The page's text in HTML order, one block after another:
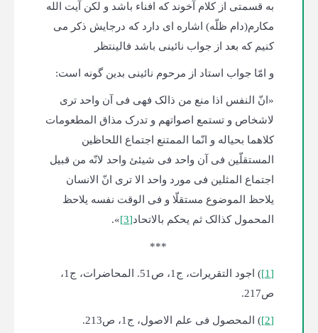
به قسمتی از کلام آخوند که افناء باشد و لکن آیت الله
مکارم(دام ظلّه) اشاره ای دارد که درجایش ذکر می
کنیم که بعد از جواب نائینی باشد فالینتظر
و امّا جواب استاد از مرحوم نائینی بدین گونه است:
«انّ النفس اذا منع من ذالک فهی فی آن واحد تری
لاشخاص و تستمع اصواتهم و تدرک مذاق المطعومات
کلاهما بحیاله و انّما الممتنع اجتماع اللحاظین
المستقلّین فی آن واحد فی شیئئ واحد لانّه من قبیل
اجتماع المثلین فی مورد واحد الا تری انّ الانسان
یلاحظ الموضوع مستقلّا و فی الوقت نفسه یلاحظ
المحمول کذالک ثم یحکم بالاتحاد[3]
».
***
[1]
) اجود التقریرات، ج1، ص51. المحاضرات، ج1،
ص217.
[2] ) المحصول فی علم الاصول، ج1، ص213.